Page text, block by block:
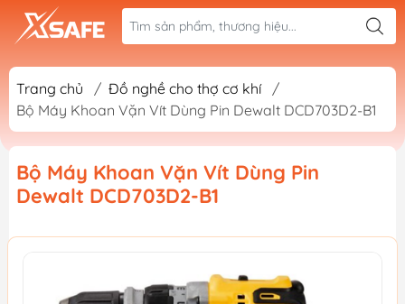
Trang chủ / Đồ nghề cho thợ cơ khí
/
Bộ Máy Khoan Vặn Vít Dùng Pin Dewalt DCD703D2-B1
Bộ Máy Khoan Vặn Vít Dùng Pin
Dewalt DCD703D2-B1